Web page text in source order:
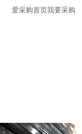
爱采购首页我要采购